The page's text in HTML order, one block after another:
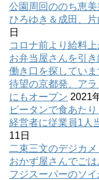
公園周回ののち恵美
ひろゆき＆成田、
日
コロナ前より給料上
お弁当屋さんを引
働き口を探していま
待望の京都発、ア
にもオープン 2021
ピータンで食あたり
経営者に従業員1人
11日
二束三文のデジカメ
おかず屋さんでごは
フジスーパーのソ